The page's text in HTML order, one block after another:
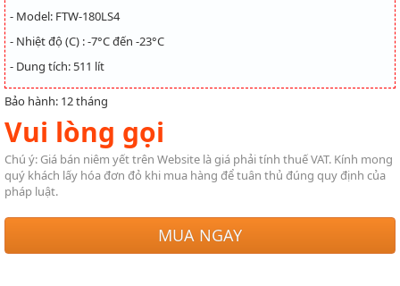
- Model: FTW-180LS4
- Nhiệt độ (C) : -7°C đến -23°C
- Dung tích: 511 lít
Bảo hành: 12 tháng
Vui lòng gọi
Chú ý: Giá bán niêm yết trên Website là giá phải tính thuế VAT. Kính mong
quý khách lấy hóa đơn đỏ khi mua hàng để tuân thủ đúng quy định của
pháp luật.
MUA NGAY